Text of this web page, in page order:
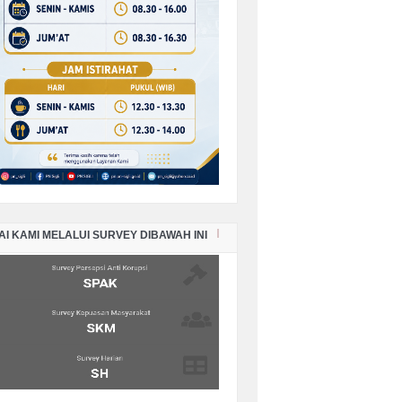
KAMI MELALUI SURVEY DIBAWAH INI